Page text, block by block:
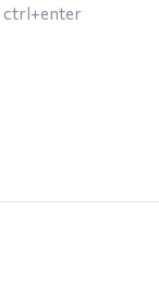
ctrl+enter